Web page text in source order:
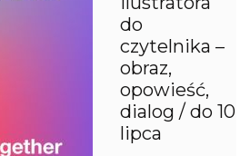
do
czytelnika –
obraz,
opowieść,
dialog / do 10
lipca